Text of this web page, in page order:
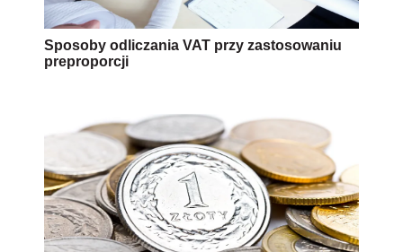
Sposoby odliczania VAT przy zastosowaniu
preproporcji